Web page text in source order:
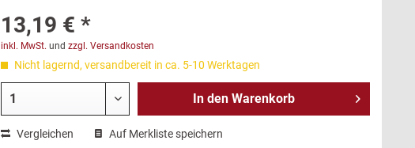
13,19 € *
inkl. MwSt. und zzgl. Versandkosten
Nicht lagernd, versandbereit in ca. 5-10 Werktagen
In den Warenkorb
Vergleichen Auf Merkliste speichern